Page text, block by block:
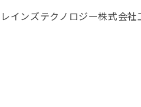
インズテクノロジー株式会社